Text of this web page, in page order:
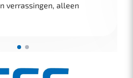
verrassingen, alleen